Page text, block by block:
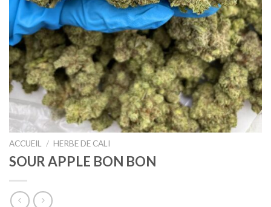
ACCUEIL / HERBE DE CALI
SOUR APPLE BON BON